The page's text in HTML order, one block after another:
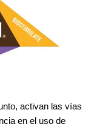
activan las vías
en el uso de